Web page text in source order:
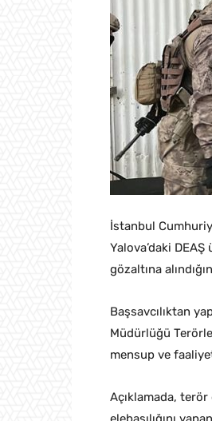
İstanbul
Yalova’daki
gözaltına
Başsavcılıktan
Müdürlüğü
mensup ve
Açıklamada,